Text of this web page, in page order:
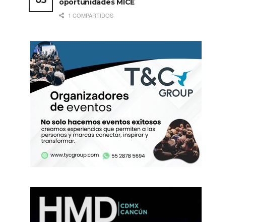
oportunidades MICE
1 COMPARTIDOS